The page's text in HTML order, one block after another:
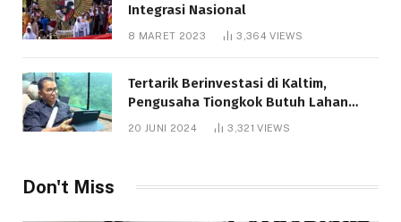
Integrasi Nasional
8 MARET 2023 3,364VIEWS
Tertarik Berinvestasi di Kaltim,
Pengusaha Tiongkok Butuh Lahan
20 JUNI 2024 3,321VIEWS
Don't Miss